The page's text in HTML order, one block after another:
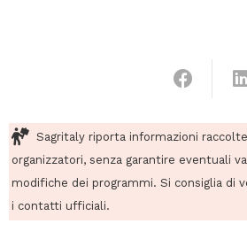
Sagritaly riporta informazioni
organizzatori, senza garantire eventuali
modifiche dei programmi. Si consiglia di
i contatti ufficiali.